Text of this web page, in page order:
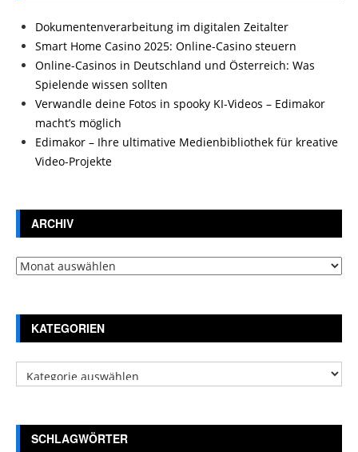
Dokumentenverarbeitung im digitalen Zeitalter
Smart Home Casino 2025: Online-Casino steuern
Online-Casinos in Deutschland und Österreich: Was
Spielende wissen sollten
Verwandle deine Fotos in spooky KI-Videos – Edimakor
macht’s möglich
Edimakor – Ihre ultimative Medienbibliothek für kreative
Video-Projekte
ARCHIV
Archiv
KATEGORIEN
Kategorien
SCHLAGWÖRTER